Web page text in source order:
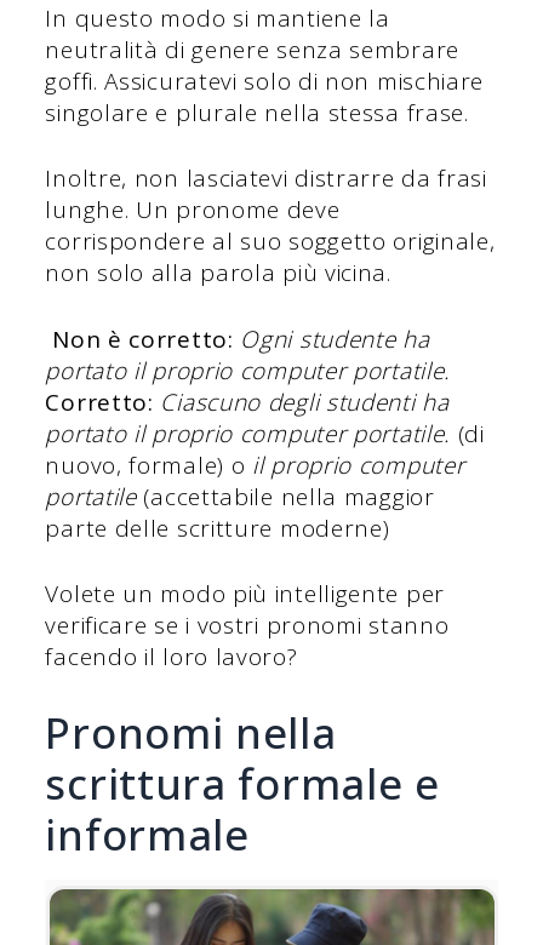
In questo modo si mantiene la
neutralità di genere senza sembrare
goffi. Assicuratevi solo di non mischiare
singolare e plurale nella stessa frase.
Inoltre, non lasciatevi distrarre da frasi
lunghe. Un pronome deve
corrispondere al suo soggetto originale,
non solo alla parola più vicina.
Non è corretto: Ogni studente ha
portato il proprio computer portatile.
Corretto: Ciascuno degli studenti ha
portato il proprio computer portatile. (di
nuovo, formale) o il proprio computer
portatile(accettabile nella maggior
parte delle scritture moderne)
Volete un modo più intelligente per
verificare se i vostri pronomi stanno
facendo il loro lavoro?
Pronomi nella
scrittura formale e
informale